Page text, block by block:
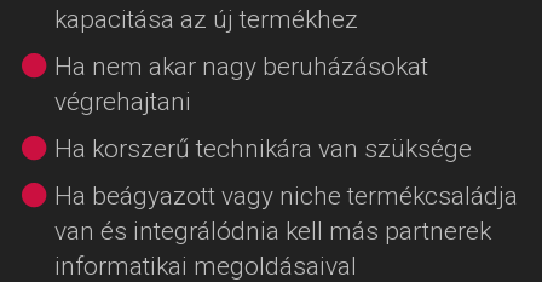
kapacitása az új termékhez
Ha nem akar nagy beruházásokat
végrehajtani
Ha korszerű technikára van szüksége
Ha beágyazott vagy niche termékcsaládja
van és integrálódnia kell más partnerek
informatikai megoldásaival